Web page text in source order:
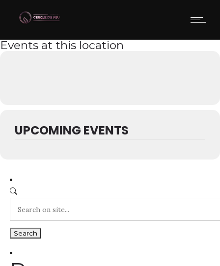
Events at this location
UPCOMING EVENTS